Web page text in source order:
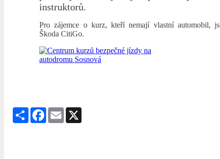
instruktorů.
Pro zájemce o kurz, kteří nemají vlastní automobil,
Škoda CitiGo.
Share Facebook
Email